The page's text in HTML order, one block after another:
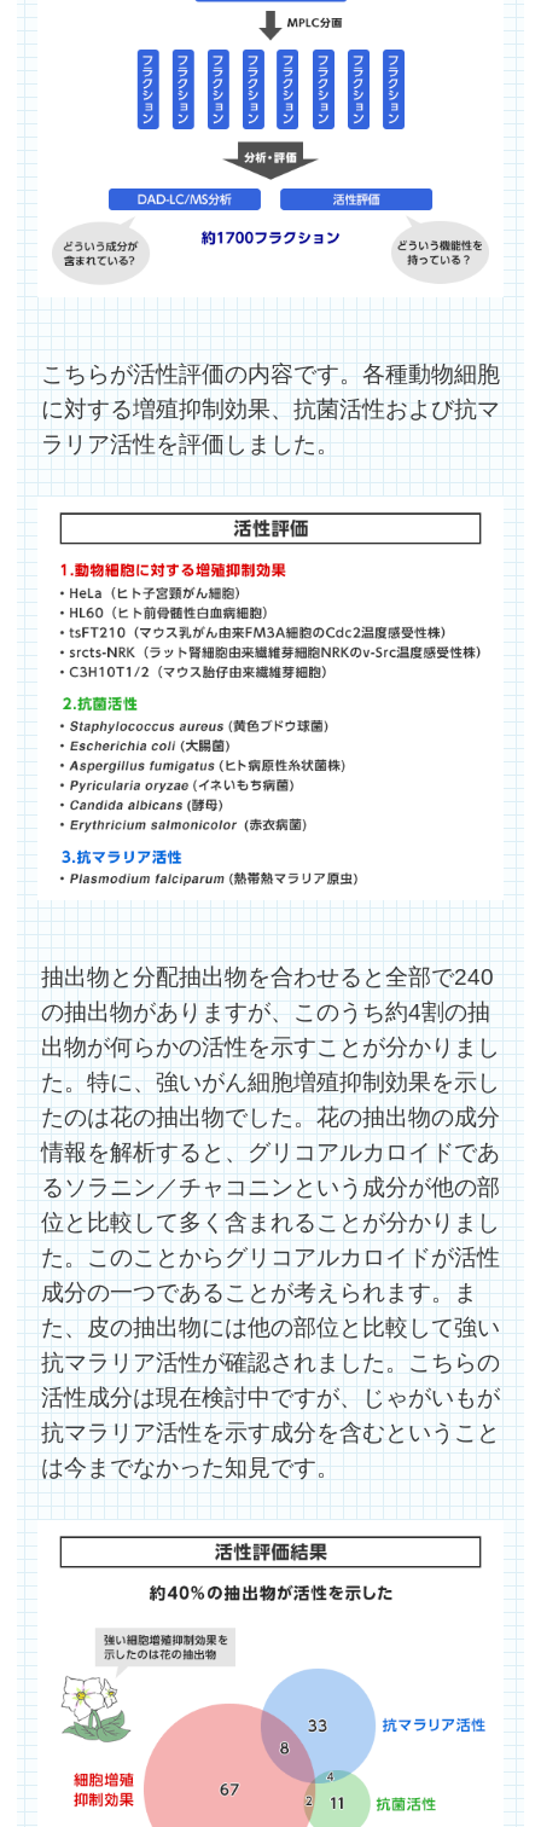
こちらが活性評価の内容です。各種動物細胞
に対する増殖抑制効果、抗菌活性および抗マ
ラリア活性を評価しました。
抽出物と分配抽出物を合わせると全部で240
の抽出物がありますが、このうち約4割の抽
出物が何らかの活性を示すことが分かりまし
た。特に、強いがん細胞増殖抑制効果を示し
たのは花の抽出物でした。花の抽出物の成分
情報を解析すると、グリコアルカロイドであ
るソラニン／チャコニンという成分が他の部
位と比較して多く含まれることが分かりまし
た。このことからグリコアルカロイドが活性
成分の一つであることが考えられます。ま
た、皮の抽出物には他の部位と比較して強い
抗マラリア活性が確認されました。こちらの
活性成分は現在検討中ですが、じゃがいもが
抗マラリア活性を示す成分を含むということ
は今までなかった知見です。